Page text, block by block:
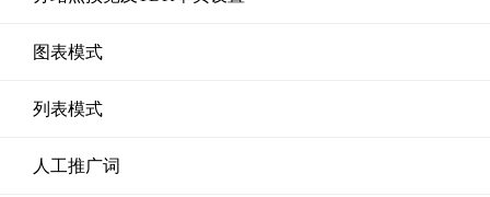
图表模式
列表模式
人工推广词